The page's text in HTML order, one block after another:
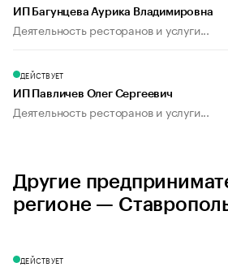
ИП Багунцева Аурика Владимировна
Деятельность ресторанов и услуги...
ДЕЙСТВУЕТ
ИП Павличев Олег Сергеевич
Деятельность ресторанов и услуги...
Другие
регионе —
ДЕЙСТВУЕТ